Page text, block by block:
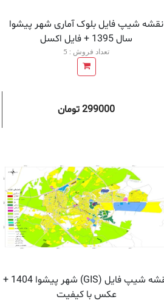
نقشه شیپ فایل بلوک آماری شهر پیشوا
سال 1395 + فايل اكسل
تعداد فروش : 5
299000 تومان
نقشه شیپ فایل (GIS) شهر پیشوا 1404 +
عکس با کیفیت